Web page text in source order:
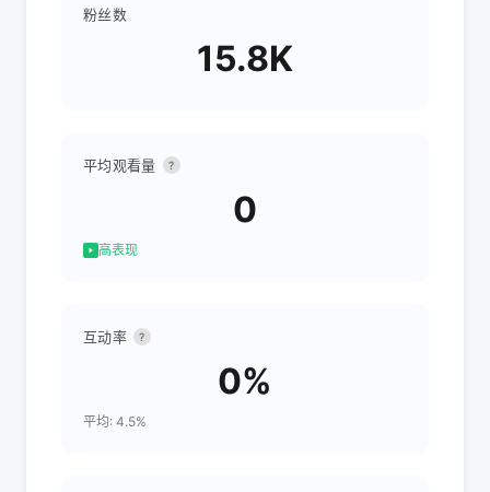
粉丝数
15.8K
平均观看量 ?
0
高表现
互动率 ?
0%
平均: 4.5%